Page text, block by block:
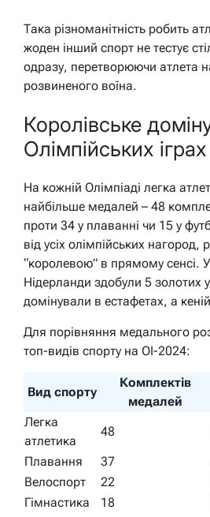
Така різноманітність робить
жоден інший спорт не тестує
одразу, перетворюючи атлета
розвиненого воїна.
Королівське
Олімпійських іграх
На кожній Олімпіаді легка
найбільше медалей – 48
проти 34 у плаванні чи 15 у
від усіх олімпійських нагород,
“королевою” в прямому сенсі.
Нідерланди здобули 5 золотих
домінували в естафетах, а
Для порівняння медального
топ-видів спорту на ОІ-2024:
Вид спорту
Комплектів
медалей
Легка
атлетика
48
Плавання
37
Велоспорт
22
Гімнастика
18